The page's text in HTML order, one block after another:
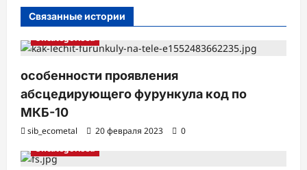
Связанные истории
Uncategorised
особенности проявления
абсцедирующего фурункула код по
МКБ-10
sib_ecometal 20 февраля 2023
0
Uncategorised